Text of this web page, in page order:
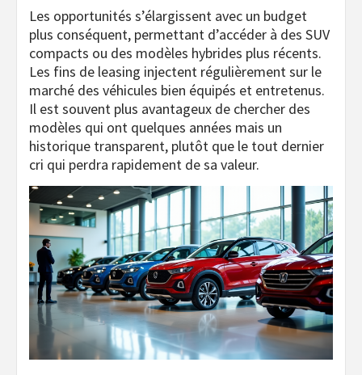
Les opportunités s’élargissent avec un budget
plus conséquent, permettant d’accéder à des SUV
compacts ou des modèles hybrides plus récents.
Les fins de leasing injectent régulièrement sur le
marché des véhicules bien équipés et entretenus.
Il est souvent plus avantageux de chercher des
modèles qui ont quelques années mais un
historique transparent, plutôt que le tout dernier
cri qui perdra rapidement de sa valeur.